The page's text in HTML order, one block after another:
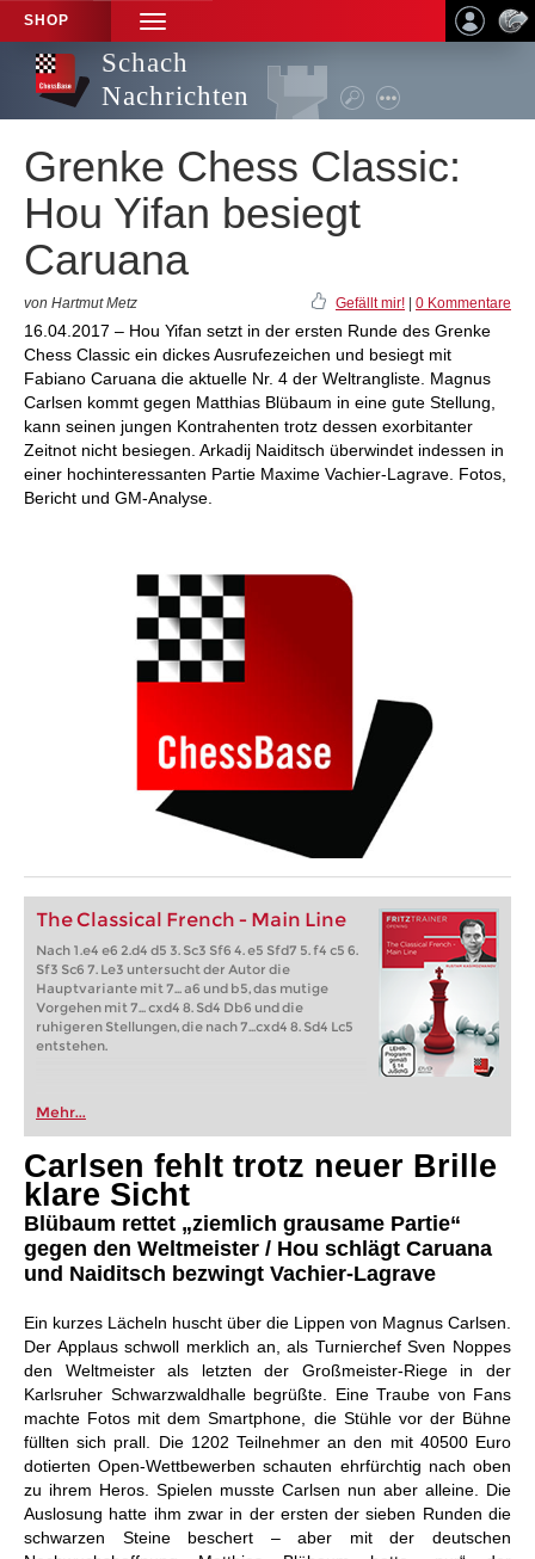
SHOP
TOGGLE
NAVIGATION
Schach
Nachrichten
Grenke Chess Classic:
Hou Yifan besiegt
Caruana
von Hartmut Metz Gefällt mir! 0 Kommentare
16.04.2017 – Hou Yifan setzt in der ersten Runde des Grenke
Chess Classic ein dickes Ausrufezeichen und besiegt mit
Fabiano Caruana die aktuelle Nr. 4 der Weltrangliste. Magnus
Carlsen kommt gegen Matthias Blübaum in eine gute Stellung,
kann seinen jungen Kontrahenten trotz dessen exorbitanter
Zeitnot nicht besiegen. Arkadij Naiditsch überwindet indessen in
einer hochinteressanten Partie Maxime Vachier-Lagrave. Fotos,
Bericht und GM-Analyse.
The Classical French - Main Line
Nach 1.e4 e6 2.d4 d5 3. Sc3 Sf6 4. e5 Sfd7 5. f4 c5 6.
Sf3 Sc6 7. Le3 untersucht der Autor die
Hauptvariante mit 7... a6 und b5, das mutige
Vorgehen mit 7... cxd4 8. Sd4 Db6 und die
ruhigeren Stellungen, die nach 7...cxd4 8. Sd4 Lc5
entstehen.
Mehr...
Carlsen fehlt trotz neuer Brille
klare Sicht
Blübaum rettet „ziemlich grausame Partie“
gegen den Weltmeister / Hou schlägt Caruana
und Naiditsch bezwingt Vachier-Lagrave
Ein kurzes Lächeln huscht über die Lippen von Magnus Carlsen.
Der Applaus schwoll merklich an, als Turnierchef Sven Noppes
den Weltmeister als letzten der Großmeister-Riege in der
Karlsruher Schwarzwaldhalle begrüßte. Eine Traube von Fans
machte Fotos mit dem Smartphone, die Stühle vor der Bühne
füllten sich prall. Die 1202 Teilnehmer an den mit 40500 Euro
dotierten Open-Wettbewerben schauten ehrfürchtig nach oben
zu ihrem Heros. Spielen musste Carlsen nun aber alleine. Die
Auslosung hatte ihm zwar in der ersten der sieben Runden die
schwarzen Steine beschert – aber mit der deutschen